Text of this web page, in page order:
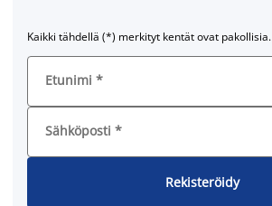
Kaikki tähdellä (*) merkityt kentät ovat pakollisia.
Etunimi *
Sähköposti *
Rekisteröidy